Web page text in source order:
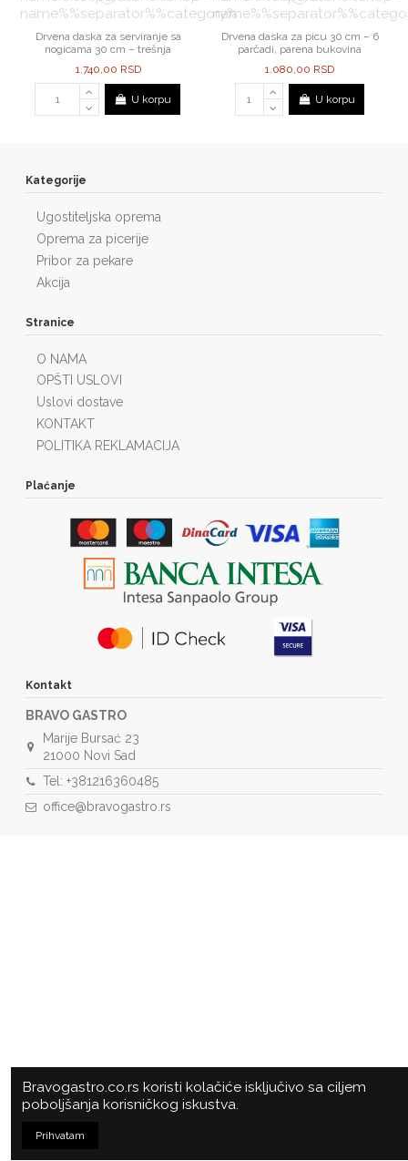
Drvena daska za serviranje sa
nogicama 30 cm – trešnja
1.740,00 RSD
U korpu
Drvena daska za picu 30 cm – 6
parčadi, parena bukovina
1.080,00 RSD
U korpu
Kategorije
Ugostiteljska oprema
Oprema za picerije
Pribor za pekare
Akcija
Stranice
O NAMA
OPŠTI USLOVI
Uslovi dostave
KONTAKT
POLITIKA REKLAMACIJA
Plaćanje
Kontakt
BRAVO GASTRO
Marije Bursać 23
21000 Novi Sad
Tel: +381216360485
office@bravogastro.rs
Bravogastro.co.rs koristi kolačiće isključivo sa ciljem
poboljšanja korisničkog iskustva.
Prihvatam